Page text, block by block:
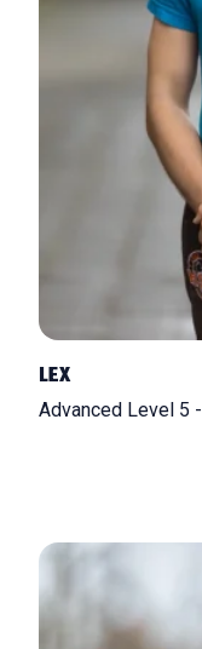
LEX
Advanced Level 5